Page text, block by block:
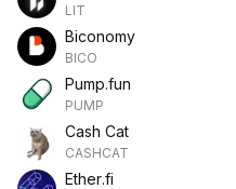
LIT
Biconomy
BICO
Pump.fun
PUMP
Cash Cat
CASHCAT
Ether.fi